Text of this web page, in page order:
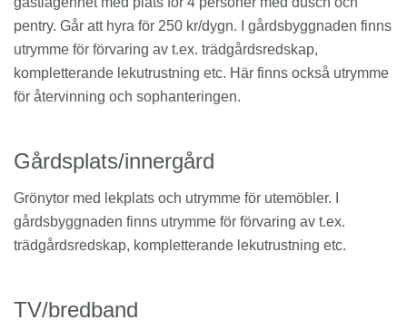
pentry. Går att hyra för 250 kr/dygn. I gårdsbyggnaden finns
utrymme för förvaring av t.ex. trädgårdsredskap,
kompletterande lekutrustning etc. Här finns också utrymme
för återvinning och sophanteringen.
Gårdsplats/innergård
Grönytor med lekplats och utrymme för utemöbler. I
gårdsbyggnaden finns utrymme för förvaring av t.ex.
trädgårdsredskap, kompletterande lekutrustning etc.
TV/bredband